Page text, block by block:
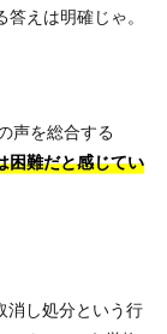
-匿名
。”
えは明確じゃ。
声を総合する
困難だと感じてい
消し処分という行